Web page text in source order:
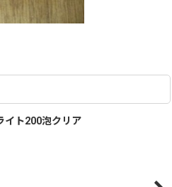
イト200泡クリア